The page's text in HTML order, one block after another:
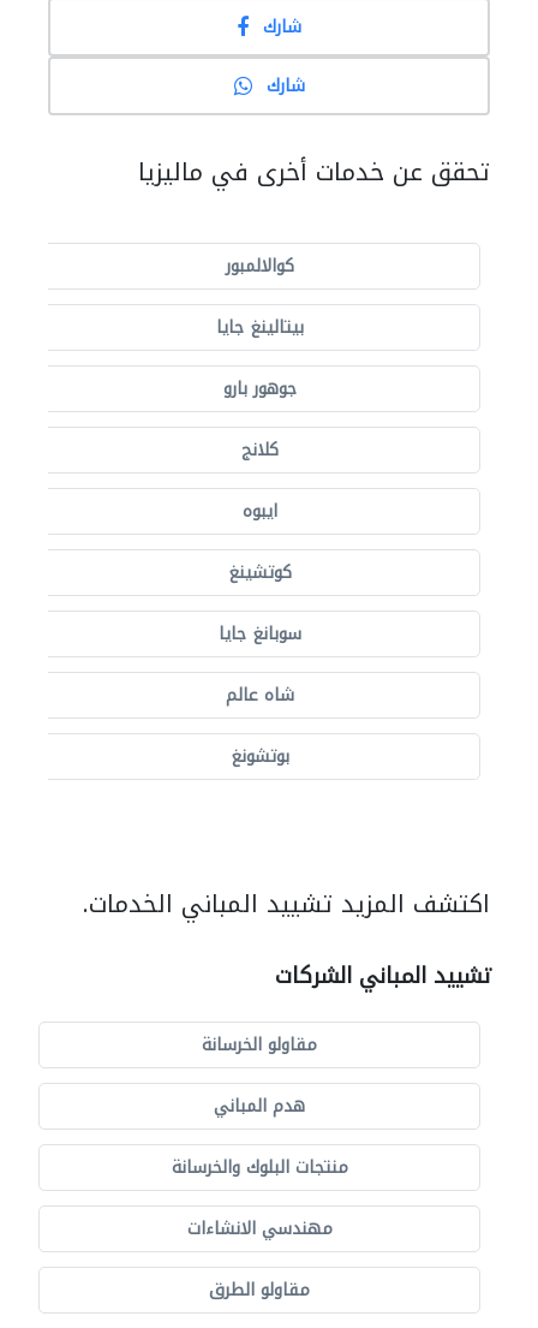
شارك
شارك
تحقق عن خدمات أخرى في ماليزيا
كوالالمبور
بيتالينغ جايا
جوهور بارو
كلانج
ايبوه
كوتشينغ
سوبانغ جايا
شاه عالم
بوتشونغ
اكتشف المزيد تشييد المباني الخدمات.
تشييد المباني الشركات
مقاولو الخرسانة
هدم المباني
منتجات البلوك والخرسانة
مهندسي الانشاءات
مقاولو الطرق